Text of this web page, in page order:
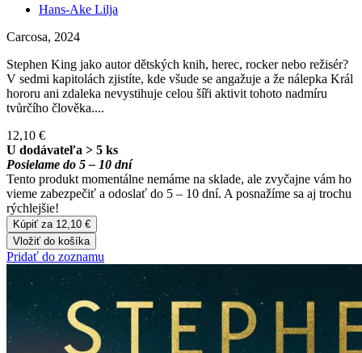
Hans-Ake Lilja
Carcosa, 2024
Stephen King jako autor dětských knih, herec, rocker nebo režisér?
V sedmi kapitolách zjistíte, kde všude se angažuje a že nálepka Král
hororu ani zdaleka nevystihuje celou šíři aktivit tohoto nadmíru
tvůrčího člověka....
12,10 €
U dodávateľa > 5 ks
Posielame do 5 – 10 dní
Tento produkt momentálne nemáme na sklade, ale zvyčajne vám ho
vieme zabezpečiť a odoslať do 5 – 10 dní. A posnažíme sa aj trochu
rýchlejšie!
Kúpiť za 12,10 €
Vložiť do košíka
Pridať do zoznamu